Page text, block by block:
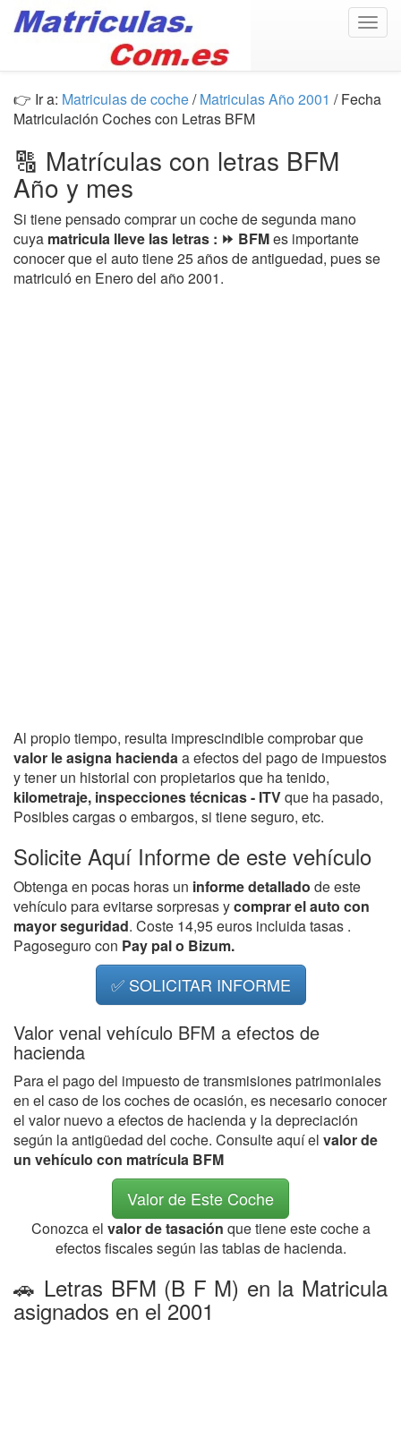
👉 Ir a: Matriculas de coche/Matriculas Año 2001 / Fecha
Matriculación Coches con Letras BFM
🔠 Matrículas con letras BFM
Año y mes
Si tiene pensado comprar un coche de segunda mano
cuya matricula lleve las letras : ⏩ BFMes importante
conocer que el auto tiene 25 años de antiguedad, pues se
matriculó en Enero del año 2001.
Al propio tiempo, resulta imprescindible comprobar que
valor le asigna haciendaa efectos del pago de impuestos
y tener un historial con propietarios que ha tenido,
kilometraje, inspecciones técnicas - ITVque ha pasado,
Posibles cargas o embargos, si tiene seguro, etc.
Solicite Aquí Informe de este vehículo
Obtenga en pocas horas un informe detallado de este
vehículo para evitarse sorpresas ycomprar el auto con
mayor seguridad. Coste 14,95 euros incluida tasas .
Pagoseguro con Pay pal o Bizum.
✅ SOLICITAR INFORME
Valor venal vehículo BFM a efectos de
hacienda
Para el pago del impuesto de transmisiones patrimoniales
en el caso de los coches de ocasión, es necesario conocer
el valor nuevo a efectos de hacienda y la depreciación
según la antigüedad del coche. Consulte aquí el valor de
un vehículo con matrícula BFM
Valor de Este Coche
Conozca el valor de tasación que tiene este coche a
efectos fiscales según las tablas de hacienda.
🚗 Letras BFM (B F M) en la Matricula
asignados en el 2001